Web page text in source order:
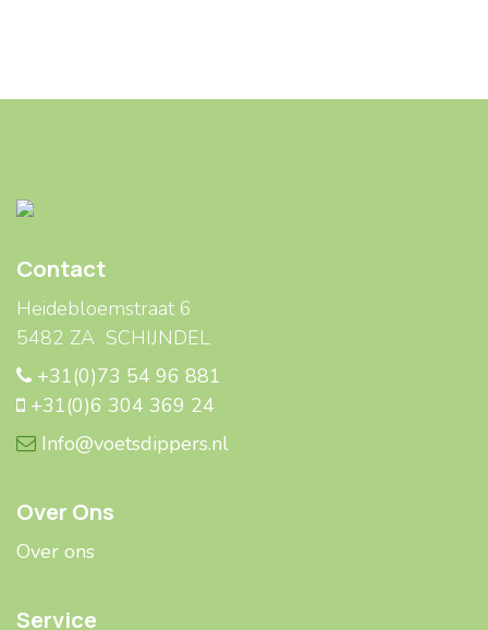
Contact
Heidebloemstraat 6
5482 ZA SCHIJNDEL
+31(0)73 54 96 881
+31(0)6 304 369 24
Info@voetsdippers.nl
Over Ons
Over ons
Service